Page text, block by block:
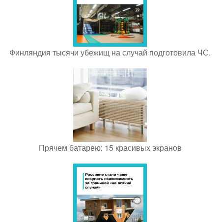
Финляндия тысячи убежищ на случай подготовила ЧС.
Прячем батарею: 15 красивых экранов